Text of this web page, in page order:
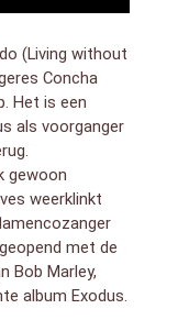
(Living without
Concha
Het is een
als voorganger
gewoon
weerklinkt
met de
Bob Marley,
album Exodus.